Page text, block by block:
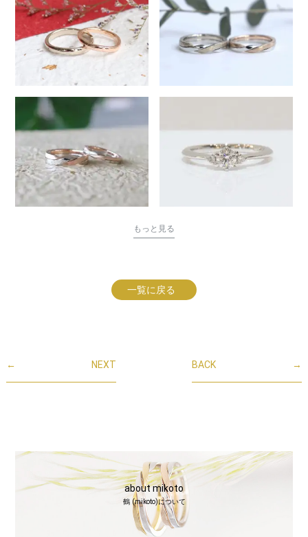
もっと見る
一覧に戻る
← NEXT →
BACK
about mikoto
鶴 (mikoto)について